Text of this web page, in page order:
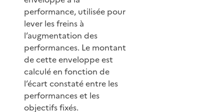
performance, utilisée pour
lever les freins à
l’augmentation des
performances. Le montant
de cette enveloppe est
calculé en fonction de
l’écart constaté entre les
performances et les
objectifs fixés.